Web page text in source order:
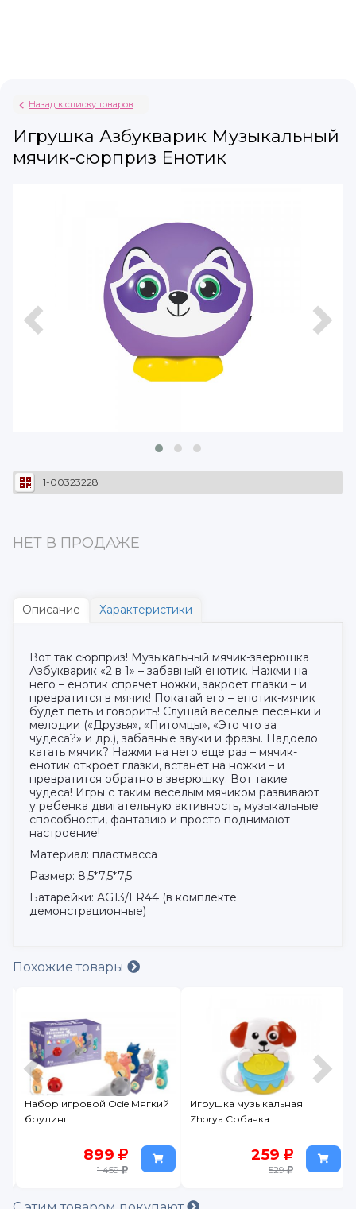
Назад к списку товаров
Игрушка Азбукварик Музыкальный
мячик-сюрприз Енотик
1-00323228
НЕТ В ПРОДАЖЕ
Описание Характеристики
Вот так сюрприз! Музыкальный мячик-зверюшка
Азбукварик «2 в 1» – забавный енотик. Нажми на
него – енотик спрячет ножки, закроет глазки – и
превратится в мячик! Покатай его – енотик-мячик
будет петь и говорить! Слушай веселые песенки и
мелодии («Друзья», «Питомцы», «Это что за
чудеса?» и др.), забавные звуки и фразы. Надоело
катать мячик? Нажми на него еще раз – мячик-
енотик откроет глазки, встанет на ножки – и
превратится обратно в зверюшку. Вот такие
чудеса! Игры с таким веселым мячиком развивают
у ребенка двигательную активность, музыкальные
способности, фантазию и просто поднимают
настроение!
Материал: пластмасса
Размер: 8,5*7,5*7,5
Батарейки: AG13/LR44 (в комплекте
демонстрационные)
Похожие товары
Набор игровой Ocie Мягкий
боулинг
899
1 459
Игрушка музыкальная
Zhorya Собачка
259
529